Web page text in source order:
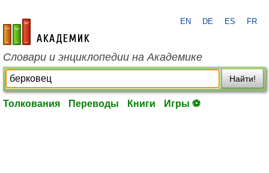
academic.ru
EN DE ES FR
Словари и энциклопедии на Академике
Найти!
Толкования Переводы Книги Игры ⚽